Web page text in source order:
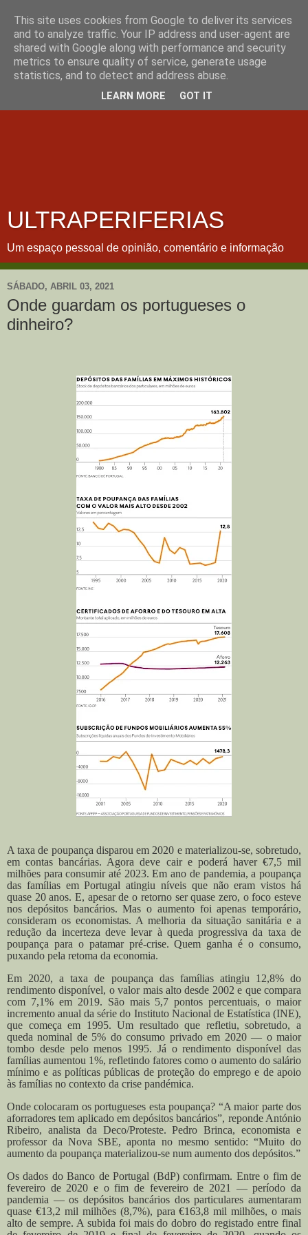
ULTRAPERIFERIAS
Um espaço pessoal de opinião, comentário e informação
SÁBADO, ABRIL 03, 2021
Onde guardam os portugueses o
dinheiro?
A taxa de poupança disparou em 2020 e materializou-se, sobretudo,
em contas bancárias. Agora deve cair e poderá haver €7,5 mil
milhões para consumir até 2023. Em ano de pandemia, a poupança
das famílias em Portugal atingiu níveis que não eram vistos há
quase 20 anos. E, apesar de o retorno ser quase zero, o foco esteve
nos depósitos bancários. Mas o aumento foi apenas temporário,
consideram os economistas. A melhoria da situação sanitária e a
redução da incerteza deve levar à queda progressiva da taxa de
poupança para o patamar pré-crise. Quem ganha é o consumo,
puxando pela retoma da economia.
Em 2020, a taxa de poupança das famílias atingiu 12,8% do
rendimento disponível, o valor mais alto desde 2002 e que compara
com 7,1% em 2019. São mais 5,7 pontos percentuais, o maior
incremento anual da série do Instituto Nacional de Estatística (INE),
que começa em 1995. Um resultado que refletiu, sobretudo, a
queda nominal de 5% do consumo privado em 2020 — o maior
tombo desde pelo menos 1995. Já o rendimento disponível das
famílias aumentou 1%, refletindo fatores como o aumento do salário
mínimo e as políticas públicas de proteção do emprego e de apoio
às famílias no contexto da crise pandémica.
Onde colocaram os portugueses esta poupança? “A maior parte dos
aforradores tem aplicado em depósitos bancários”, reponde António
Ribeiro, analista da Deco/Proteste. Pedro Brinca, economista e
professor da Nova SBE, aponta no mesmo sentido: “Muito do
aumento da poupança materializou-se num aumento dos depósitos.”
Os dados do Banco de Portugal (BdP) confirmam. Entre o fim de
fevereiro de 2020 e o fim de fevereiro de 2021 — período da
pandemia — os depósitos bancários dos particulares aumentaram
quase €13,2 mil milhões (8,7%), para €163,8 mil milhões, o mais
alto de sempre. A subida foi mais do dobro do registado entre final
This site uses cookies from Google to deliver its services
and to analyze traffic. Your IP address and user-agent are
shared with Google along with performance and security
metrics to ensure quality of service, generate usage
statistics, and to detect and address abuse.
LEARN MORE GOT IT